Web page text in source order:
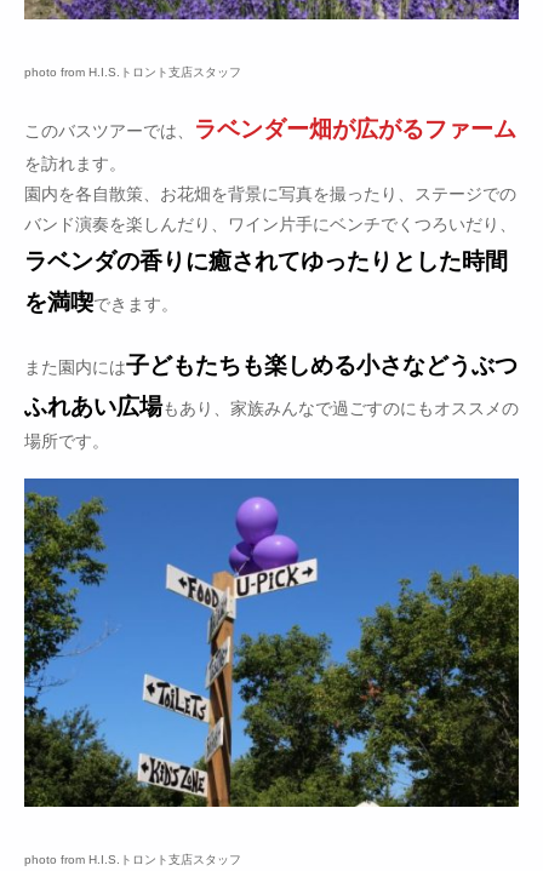
photo from H.I.S.トロント支店スタッフ
このバスツアーでは、 ラベンダー畑が広がるファーム
を訪れます。
園内を各自散策、お花畑を背景に写真を撮ったり、ステージでの
バンド演奏を楽しんだり、ワイン片手にベンチでくつろいだり、
ラベンダの香りに癒されてゆったりとした時間
を満喫できます。
また園内には子どもたちも楽しめる小さなどうぶつ
ふれあい広場もあり、家族みんなで過ごすのにもオススメの
場所です。
photo from H.I.S.トロント支店スタッフ